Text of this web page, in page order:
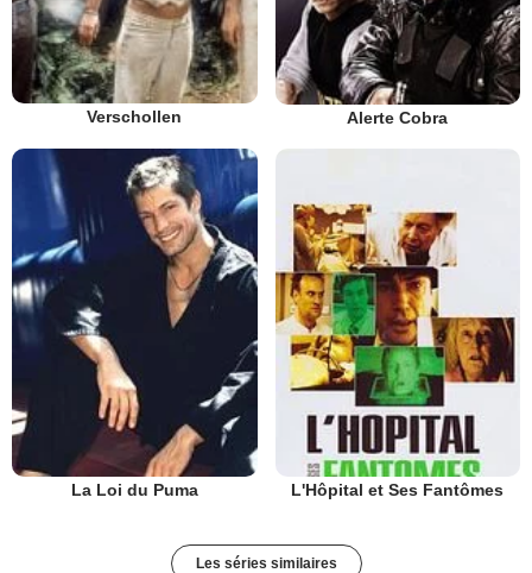
Verschollen Alerte Cobra
La Loi du Puma L'Hôpital et Ses Fantômes
Les séries similaires